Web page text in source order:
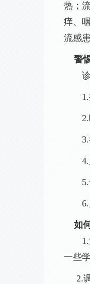
热；
痒、
流感
警
诊断
1
2
3
4
5
6
如
1
一些
2.